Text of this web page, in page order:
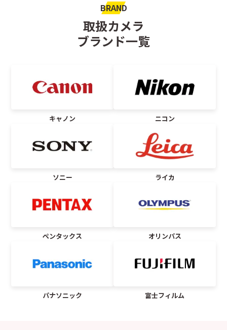
BRAND
取扱カメラ
ブランド一覧
キャノン ニコン
ソニー ライカ
ペンタックス オリンパス
パナソニック 富士フィルム